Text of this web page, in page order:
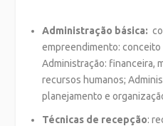
Administração básica:
empreendimento: conceito
Administração: financeira,
recursos humanos;
planejamento e
Técnicas de recepção: